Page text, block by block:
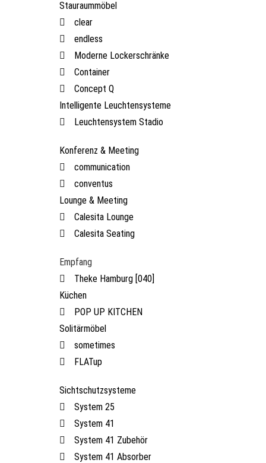
Stauraummöbel
clear
endless
Moderne Lockerschränke
Container
Concept Q
Intelligente Leuchtensysteme
Leuchtensystem Stadio
Konferenz & Meeting
communication
conventus
Lounge & Meeting
Calesita Lounge
Calesita Seating
Empfang
Theke Hamburg [040]
Küchen
POP UP KITCHEN
Solitärmöbel
sometimes
FLATup
Sichtschutzsysteme
System 25
System 41
System 41 Zubehör
System 41 Absorber